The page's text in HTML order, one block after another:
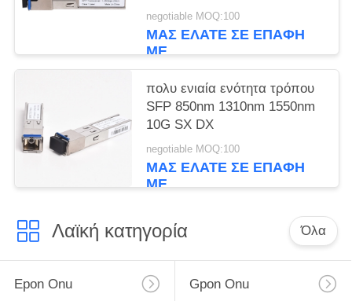
negotiable MOQ:100
ΜΑΣ ΕΛΆΤΕ ΣΕ ΕΠΑΦΉ
ΜΕ
πολυ ενιαία ενότητα τρόπου
SFP 850nm 1310nm 1550nm
10G SX DX
negotiable MOQ:100
ΜΑΣ ΕΛΆΤΕ ΣΕ ΕΠΑΦΉ
ΜΕ
Λαϊκή κατηγορία Όλα
Epon Onu Gpon Onu